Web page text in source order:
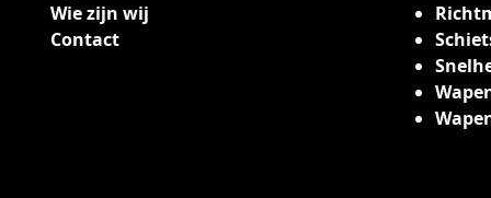
Wie zijn wij
Contact